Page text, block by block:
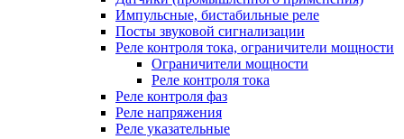
Импульсные, бистабильные реле
Посты звуковой сигнализации
Реле контроля тока, ограничители мощности
Ограничители мощности
Реле контроля тока
Реле контроля фаз
Реле напряжения
Реле указательные